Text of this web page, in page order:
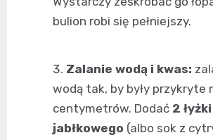
bulion robi się pełniejszy.
Zalanie wodą i kwas:
wodą tak, by były przykryte
centymetrów. Dodać 2
jabłkowego (albo sok z